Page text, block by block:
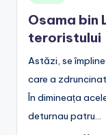
Osama bin
teroristului
Astăzi, se
care a
În dimineața
deturnau patru…